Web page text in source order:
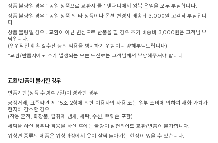
상품 불량일 경우 : 동일 상품으로 교환시 클릭앤퍼니에서 왕복 운임을 모두 부담합니다.
상품 불량일 경우 : 동일 상품 외 타 상품이나 옵션 변경시 배송비 3,000원 고객님 부담입니
다.
상품 불량일 경우 : 교환이 아닌 변심으로 반품을 할 경우 초기 배송비 3,000원은 고객님 부
담입니다.
(인위적인 훼손 & 수선 등의 악용을 방지하기 위함이니 양해부탁드립니다)
*교환/반품시에도 추가 발생되는 모든 도선료는 고객님께서 부담해주셔야 합니다.
교환/반품이 불가한 경우
반품기한(상품 수령후 7일)이 경과한 경우
공정거래, 표준약관 제 15조 2항에 의한 이용자의 사용 또는 일부 소비에 의하여 재화 가치가
현저히 감소한 경우
(착용 흔적, 화장품, 탈취제 냄새, 세탁, 수선, 택훼손 포함)
세탁을 하신 경우나 착용을 하신 후에는 불량이 발견되어도 교환/반품이 불가합니다.
워싱면 종류의 제품은 워싱과정에서 옷이 살짝 돌아가는 현상이 있을 수 있습니다.